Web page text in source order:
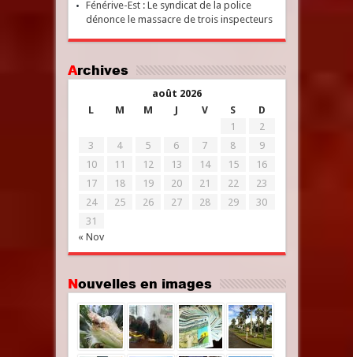
Fénérive-Est : Le syndicat de la police
dénonce le massacre de trois inspecteurs
Archives
août 2026
L
M M J V S D
« Nov
1
2
3
4 5 6 7 8
9
10
11 12 13 14 15
16
17
18 19 20 21 22
23
24
25 26 27 28 29
30
31
Nouvelles en images